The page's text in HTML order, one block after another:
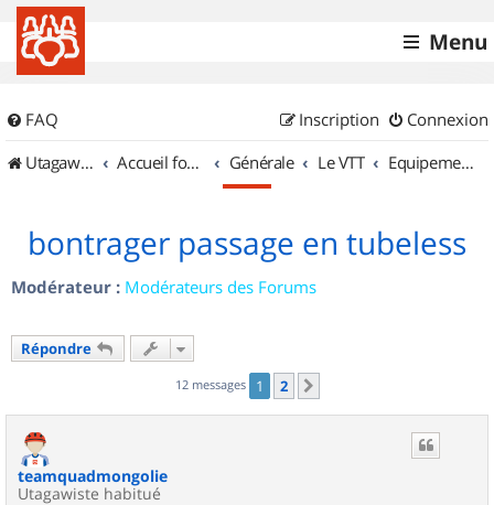
Menu
FAQ Connexion
Inscription
UtagawaVTT (Randos VTT et VTTAE avec traces GPS)
Accueil forum Générale Le VTT Equipements et Accessoires
bontrager passage en tubeless
Modérateur : Modérateurs des Forums
Répondre
12 messages 1 2
teamquadmongolie
Utagawiste habitué